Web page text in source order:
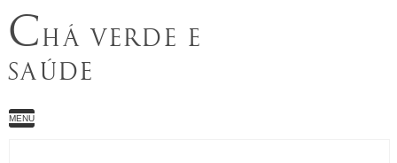
CHÁ VERDE E
SAÚDE
MENU